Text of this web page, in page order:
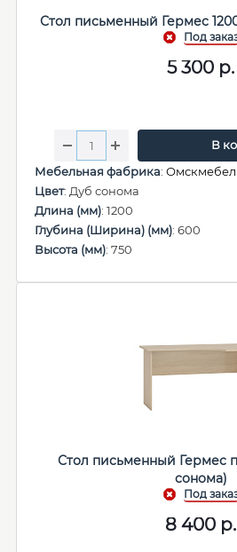
Стол письменный Гермес
5 300 р.
В
Мебельная фабрика:
Цвет: Дуб сонома
Длина (мм): 1200
Глубина (Ширина) (мм): 600
Высота (мм): 750
Стол письменный Гермес
сонома)
8 400 р.